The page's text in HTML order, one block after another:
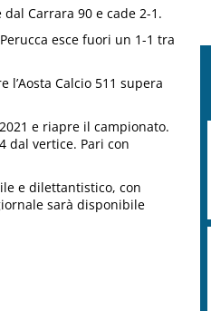
Carrara 90 e cade 2-1.
esce fuori un 1-1 tra
l’Aosta Calcio 511 supera
e riapre il campionato.
dal vertice. Pari con
e dilettantistico, con
sarà disponibile